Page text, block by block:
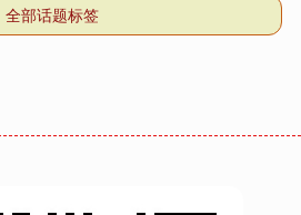
全部话题标签